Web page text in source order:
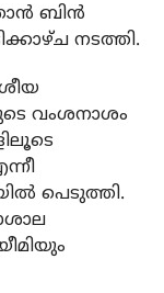
ബിന്‍
നടത്തി.
വംശനാശം
പെടുത്തി.